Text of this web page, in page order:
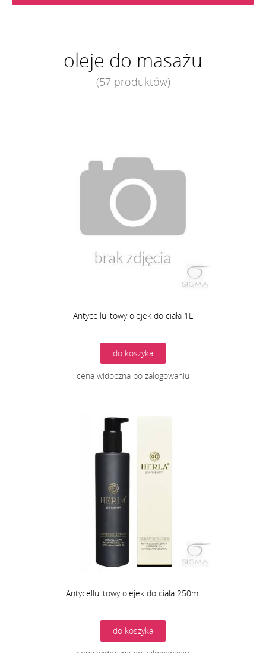
oleje do masażu
(57 produktów)
Antycellulitowy olejek do ciała 1L
do koszyka
cena widoczna po zalogowaniu
Antycellulitowy olejek do ciała 250ml
do koszyka